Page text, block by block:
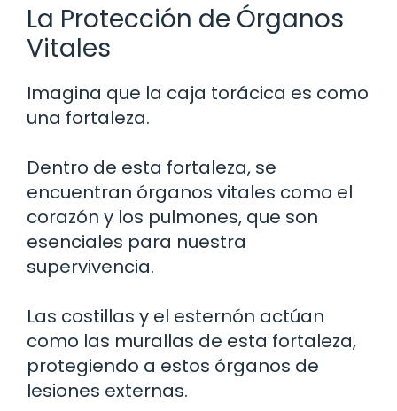
La Protección de Órganos
Vitales
Imagina que la caja torácica es como
una fortaleza.
Dentro de esta fortaleza, se
encuentran órganos vitales como el
corazón y los pulmones, que son
esenciales para nuestra
supervivencia.
Las costillas y el esternón actúan
como las murallas de esta fortaleza,
protegiendo a estos órganos de
lesiones externas.